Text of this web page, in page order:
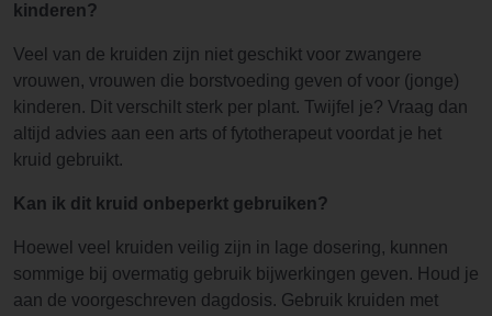
kinderen?
Veel van de kruiden zijn niet geschikt voor zwangere
vrouwen, vrouwen die borstvoeding geven of voor (jonge)
kinderen. Dit verschilt sterk per plant. Twijfel je? Vraag dan
altijd advies aan een arts of fytotherapeut voordat je het
kruid gebruikt.
Kan ik dit kruid onbeperkt gebruiken?
Hoewel veel kruiden veilig zijn in lage dosering, kunnen
sommige bij overmatig gebruik bijwerkingen geven. Houd je
aan de voorgeschreven dagdosis. Gebruik kruiden met